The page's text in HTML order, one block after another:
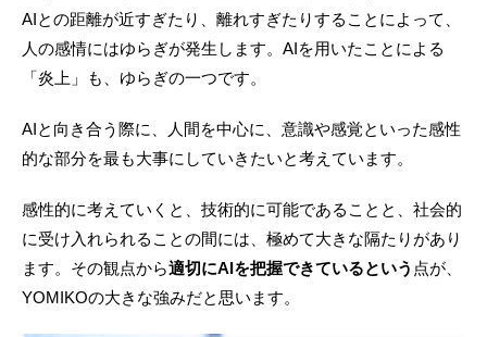
AIとの距離が近すぎたり、離れすぎたりすることによって、
人の感情にはゆらぎが発生します。AIを用いたことによる
「炎上」も、ゆらぎの一つです。
AIと向き合う際に、人間を中心に、意識や感覚といった感性
的な部分を最も大事にしていきたいと考えています。
感性的に考えていくと、技術的に可能であることと、社会的
に受け入れられることの間には、極めて大きな隔たりがあり
ます。その観点から適切にAIを把握できているという 点が、
YOMIKOの大きな強みだと思います。